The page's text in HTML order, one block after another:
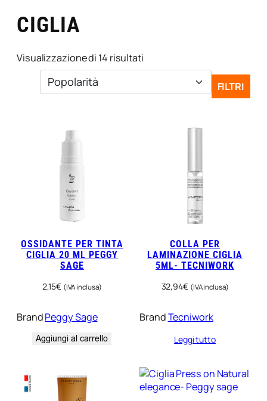
CIGLIA
Visualizzazione di 14 risultatiPopolarità
FILTRI
OSSIDANTE PER TINTA
CIGLIA 20 ML PEGGY
SAGE
2,15€ (IVA inclusa)
BrandPeggy Sage
Aggiungi al carrello
COLLA PER
LAMINAZIONE CIGLIA
5ML- TECNIWORK
32,94€ (IVA inclusa)
BrandTecniwork
Leggi tutto